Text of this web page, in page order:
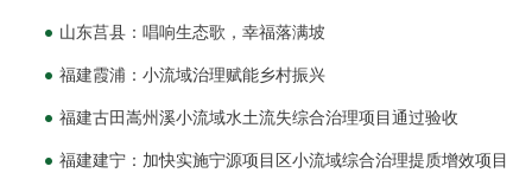
山东莒县：唱响生态歌，幸福落满坡
福建霞浦：小流域治理赋能乡村振兴
福建古田嵩州溪小流域水土流失综合治理项目通过验收
福建建宁：加快实施宁源项目区小流域综合治理提质增效项目